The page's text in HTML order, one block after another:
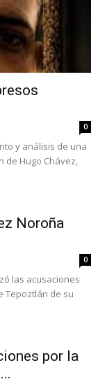
0
y análisis de una
de Hugo Chávez,
Noroña
0
las acusaciones
Tepoztlán de su
por la